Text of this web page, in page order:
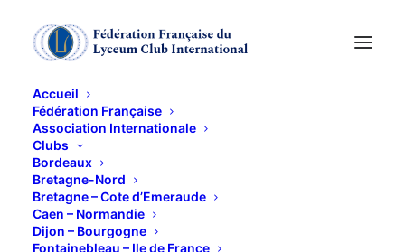
Accueil
Fédération Française
Association Internationale
Clubs
Bordeaux
Bretagne-Nord
Bretagne – Cote d’Emeraude
Caen – Normandie
Dijon – Bourgogne
Fontainebleau – Ile de France
Beethoven